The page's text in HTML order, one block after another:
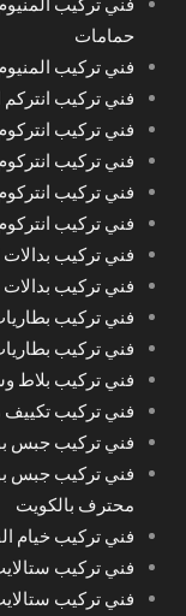
حمامات
فني تركيب
فني تركيب
فني تركيب انتركوم الكويت
فني تركيب
فني تركيب انتركوم
فني تركيب
فني تركيب بدالات
فني تركيب
فني تركيب
فني تركيب
فني تركيب بلاط
فني تركيب
فني تركيب جبس
فني تركيب جبس
محترف بالكويت
فني تركيب خيام
فني تركيب
فني تركيب